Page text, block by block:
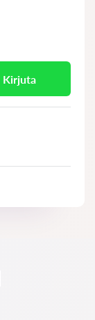
Kirjuta